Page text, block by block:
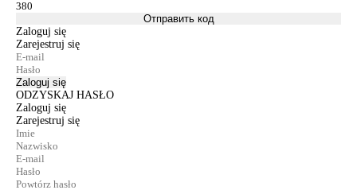
Отправить код
Zaloguj się
Zarejestruj się
Zaloguj się
ODZYSKAJ HASŁO
Zaloguj się
Zarejestruj się